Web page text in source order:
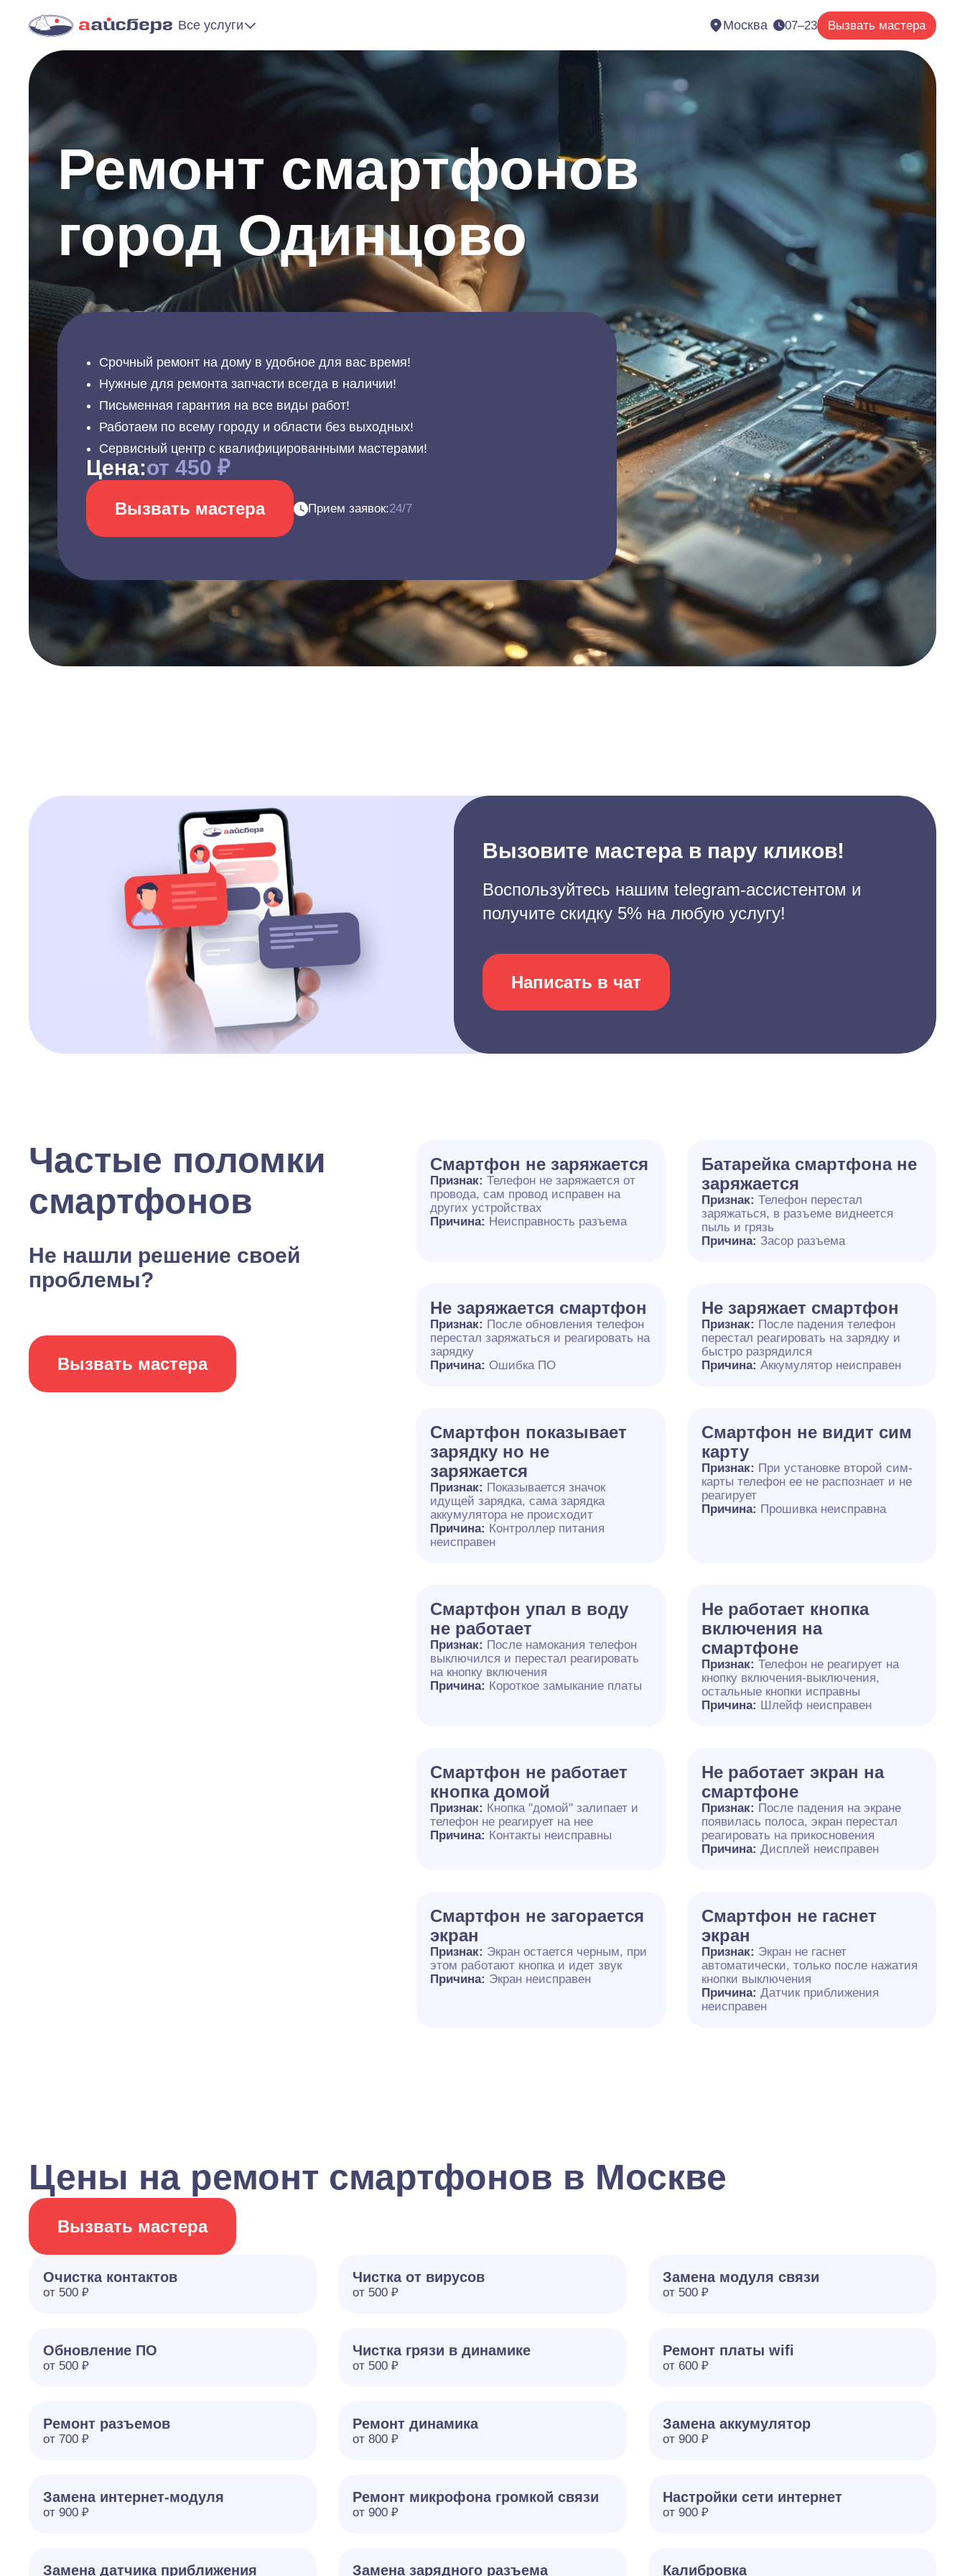
Все услуги Москва 07–23 Вызвать мастера
Ремонт смартфонов
город Одинцово
Срочный ремонт на дому в удобное для вас время!
Нужные для ремонта запчасти всегда в наличии!
Письменная гарантия на все виды работ!
Работаем по всему городу и области без выходных!
Сервисный центр с квалифицированными мастерами!
Цена:от 450 ₽
Вызвать мастера Прием заявок:24/7
Вызовите мастера в пару кликов!
Воспользуйтесь нашим telegram-ассистентом и
получите скидку 5% на любую услугу!
Написать в чат
Частые поломки
смартфонов
Не нашли решение своей
проблемы?
Вызвать мастера
Смартфон не заряжается
Признак:Телефон не заряжается от
провода, сам провод исправен на
других устройствах
Причина: Неисправность разъема
Батарейка смартфона не
заряжается
Признак: Телефон перестал
заряжаться, в разъеме виднеется
пыль и грязь
Причина: Засор разъема
Не заряжается смартфон
Признак: После обновления телефон
перестал заряжаться и реагировать на
зарядку
Причина: Ошибка ПО
Не заряжает смартфон
Признак: После падения телефон
перестал реагировать на зарядку и
быстро разрядился
Причина: Аккумулятор неисправен
Смартфон показывает
зарядку но не
заряжается
Признак: Показывается значок
идущей зарядка, сама зарядка
аккумулятора не происходит
Причина: Контроллер питания
неисправен
Смартфон не видит сим
карту
Признак: При установке второй сим-
карты телефон ее не распознает и не
реагирует
Причина: Прошивка неисправна
Смартфон упал в воду
не работает
Признак: После намокания телефон
выключился и перестал реагировать
на кнопку включения
Причина: Короткое замыкание платы
Не работает кнопка
включения на
смартфоне
Признак: Телефон не реагирует на
кнопку включения-выключения,
остальные кнопки исправны
Причина: Шлейф неисправен
Смартфон не работает
кнопка домой
Признак: Кнопка "домой" залипает и
телефон не реагирует на нее
Причина: Контакты неисправны
Не работает экран на
смартфоне
Признак: После падения на экране
появилась полоса, экран перестал
реагировать на прикосновения
Причина: Дисплей неисправен
Смартфон не загорается
экран
Признак: Экран остается черным, при
этом работают кнопка и идет звук
Причина: Экран неисправен
Смартфон не гаснет
экран
Признак: Экран не гаснет
автоматически, только после нажатия
кнопки выключения
Причина: Датчик приближения
неисправен
Цены на ремонт смартфонов в Москве
Вызвать мастера
Очистка контактов
от 500 ₽
Чистка от вирусов
от 500 ₽
Замена модуля связи
от 500 ₽
Обновление ПО
от 500 ₽
Чистка грязи в динамике
от 500 ₽
Ремонт платы wifi
от 600 ₽
Ремонт разъемов
от 700 ₽
Ремонт динамика
от 800 ₽
Замена аккумулятор
от 900 ₽
Замена интернет-модуля
от 900 ₽
Ремонт микрофона громкой связи
от 900 ₽
Настройки сети интернет
от 900 ₽
Замена датчика приближения Замена зарядного разъема Калибровка